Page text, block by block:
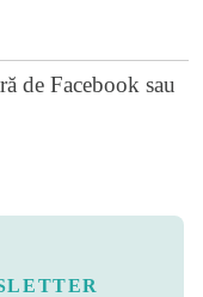
de Facebook sau